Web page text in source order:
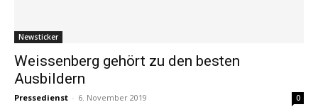
Newsticker
Weissenberg gehört zu den besten
Ausbildern
Pressedienst - 6. November 2019 0